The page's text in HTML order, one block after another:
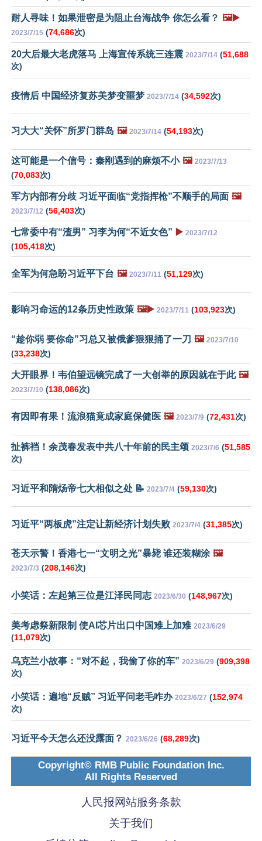
耐人寻味！如果泄密是为阻止台海战争 你怎么看？ 🖼️▶️
2023/7/15 (74,686次)
20大后最大老虎落马 上海宣传系统三连震 2023/7/14 (51,688
次)
疫情后 中国经济复苏美梦变噩梦 2023/7/14 (34,592次)
习大大“关怀”所罗门群岛 🖼️ 2023/7/14 (54,193次)
这可能是一个信号：秦刚遇到的麻烦不小 🖼️ 2023/7/13
(70,083次)
军方内部有分歧 习近平面临“党指挥枪”不顺手的局面 🖼️
2023/7/12 (56,403次)
七常委中有“渣男” 习李为何“不近女色” ▶️ 2023/7/12
(105,418次)
全军为何急盼习近平下台 🖼️ 2023/7/11 (51,129次)
影响习命运的12条历史性政策 🖼️▶️ 2023/7/11 (103,923次)
“趁你弱 要你命”习总又被俄爹狠狠捅了一刀 🖼️ 2023/7/10
(33,238次)
大开眼界！韦伯望远镜完成了一大创举的原因就在于此 🖼️
2023/7/10 (138,086次)
有因即有果！流浪猫竟成家庭保健医 🖼️ 2023/7/9 (72,431次)
扯裤裆！余茂春发表中共八十年前的民主颂 2023/7/6 (51,585
次)
习近平和隋炀帝七大相似之处 📝 2023/7/4 (59,130次)
习近平“两板虎”注定让新经济计划失败 2023/7/4 (31,385次)
苍天示警！香港七一“文明之光”暴毙 谁还装糊涂 🖼️
2023/7/3 (208,146次)
小笑话：左起第三位是江泽民同志 2023/6/30 (148,967次)
美考虑祭新限制 使AI芯片出口中国难上加难 2023/6/29
(11,079次)
乌克兰小故事：“对不起，我偷了你的车” 2023/6/29 (909,398
次)
小笑话：遍地“反贼” 习近平问老毛咋办 2023/6/27 (152,974
次)
习近平今天怎么还没露面？ 2023/6/26 (68,289次)
Copyright© RMB Public Foundation Inc.
All Rights Reserved
人民报网站服务条款
关于我们